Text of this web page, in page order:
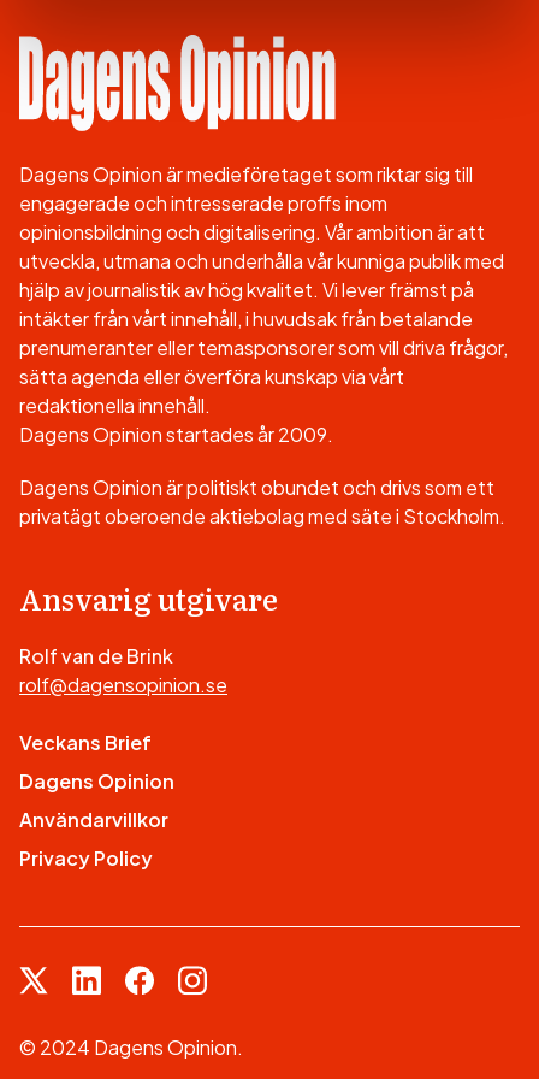
Dagens Opinion är medieföretaget som riktar sig till
engagerade och intresserade proffs inom
opinionsbildning och digitalisering. Vår ambition är att
utveckla, utmana och underhålla vår kunniga publik med
hjälp av journalistik av hög kvalitet. Vi lever främst på
intäkter från vårt innehåll, i huvudsak från betalande
prenumeranter eller temasponsorer som vill driva frågor,
sätta agenda eller överföra kunskap via vårt
redaktionella innehåll.
Dagens Opinion startades år 2009.
Dagens Opinion är politiskt obundet och drivs som ett
privatägt oberoende aktiebolag med säte i Stockholm.
Ansvarig utgivare
Rolf van de Brink
rolf@dagensopinion.se
Veckans Brief
Dagens Opinion
Användarvillkor
Privacy Policy
© 2024 Dagens Opinion.